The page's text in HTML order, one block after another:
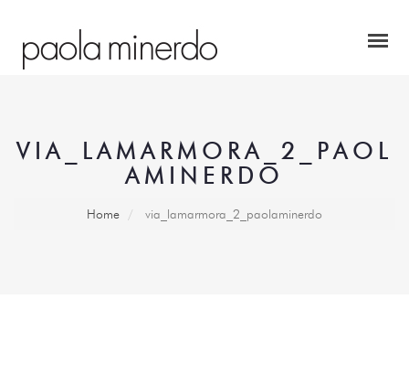
VIA_LAMARMORA_2_PAOL
AMINERDO
Home via_lamarmora_2_paolaminerdo